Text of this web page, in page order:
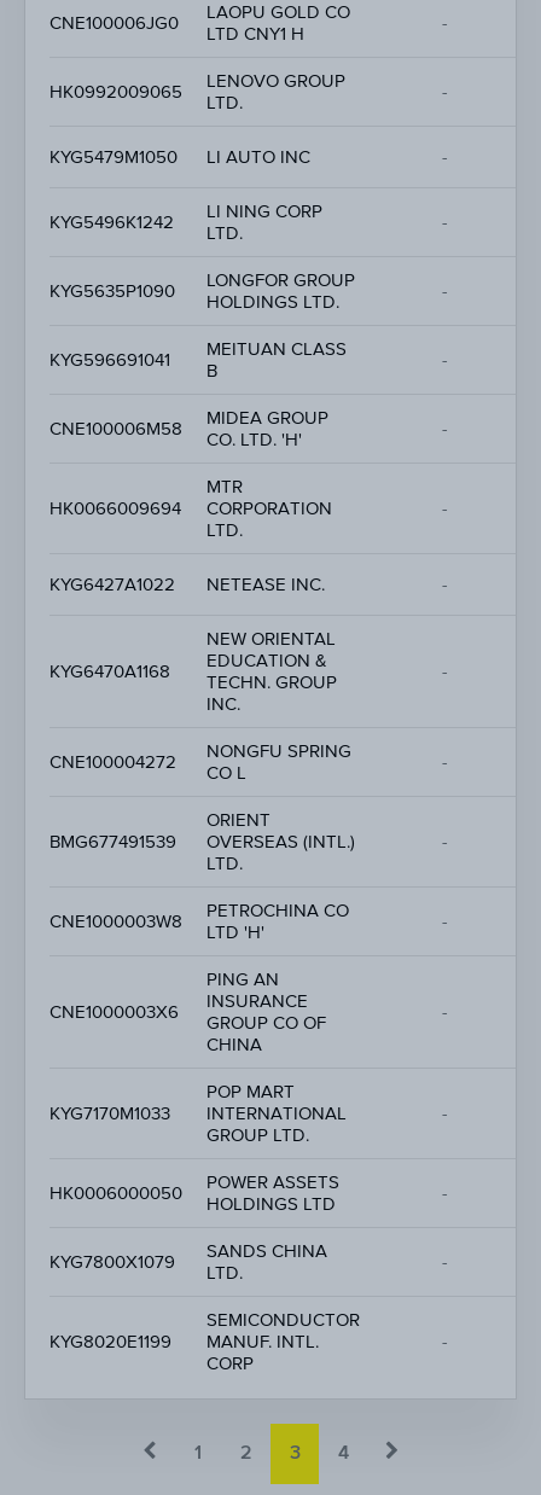
CNE100006JG0
LAOPU GOLD CO
LTD CNY1 H
-
HK0992009065
LENOVO GROUP
LTD.
-
KYG5479M1050 LI AUTO INC -
KYG5496K1242
LI NING CORP
LTD.
-
KYG5635P1090
LONGFOR GROUP
HOLDINGS LTD.
-
KYG596691041
MEITUAN CLASS
B
-
CNE100006M58
MIDEA GROUP
CO. LTD. 'H'
-
HK0066009694
MTR
CORPORATION
LTD.
-
KYG6427A1022 NETEASE INC. -
KYG6470A1168
NEW ORIENTAL
EDUCATION &
TECHN. GROUP
INC.
-
CNE100004272
NONGFU SPRING
CO L
-
BMG677491539
ORIENT
OVERSEAS (INTL.)
LTD.
-
CNE1000003W8
PETROCHINA CO
LTD 'H'
-
CNE1000003X6
PING AN
INSURANCE
GROUP CO OF
CHINA
-
KYG7170M1033
POP MART
INTERNATIONAL
GROUP LTD.
-
HK0006000050
POWER ASSETS
HOLDINGS LTD
-
KYG7800X1079
SANDS CHINA
LTD.
-
KYG8020E1199
SEMICONDUCTOR
MANUF. INTL.
CORP
-
1 2 3 4